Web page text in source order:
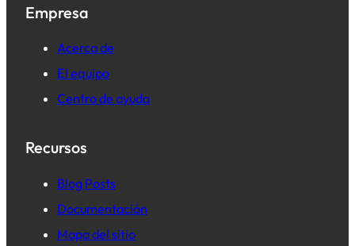
Empresa
Acerca de
El equipo
Centro de ayuda
Recursos
Blog Posts
Documentación
Mapa del sitio